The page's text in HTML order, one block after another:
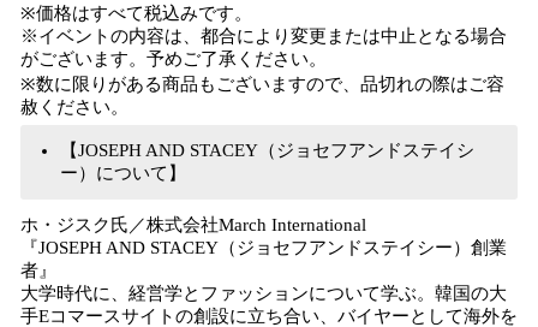
※価格はすべて税込みです。
※イベントの内容は、都合により変更または中止となる場合
がございます。予めご了承ください。
※数に限りがある商品もございますので、品切れの際はご容
赦ください。
【JOSEPH AND STACEY（ジョセフアンドステイシ
ー）について】
ホ・ジスク氏／株式会社March International
『JOSEPH AND STACEY（ジョセフアンドステイシー）創業
者』
大学時代に、経営学とファッションについて学ぶ。韓国の大
手Eコマースサイトの創設に立ち合い、バイヤーとして海外を